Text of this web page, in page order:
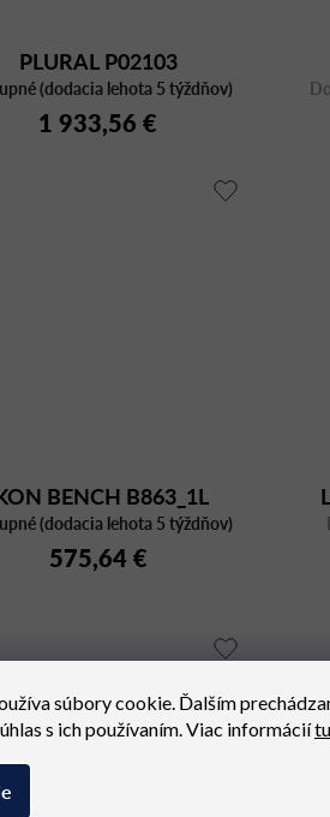
súbory cookie. Ďalším
s ich používaním. Viac informáciítu
PLURAL P02103
(dodacia lehota 5 týždňov)
1 933,56 €
BENCH B863_1L
(dodacia lehota 5 týždňov)
575,64 €